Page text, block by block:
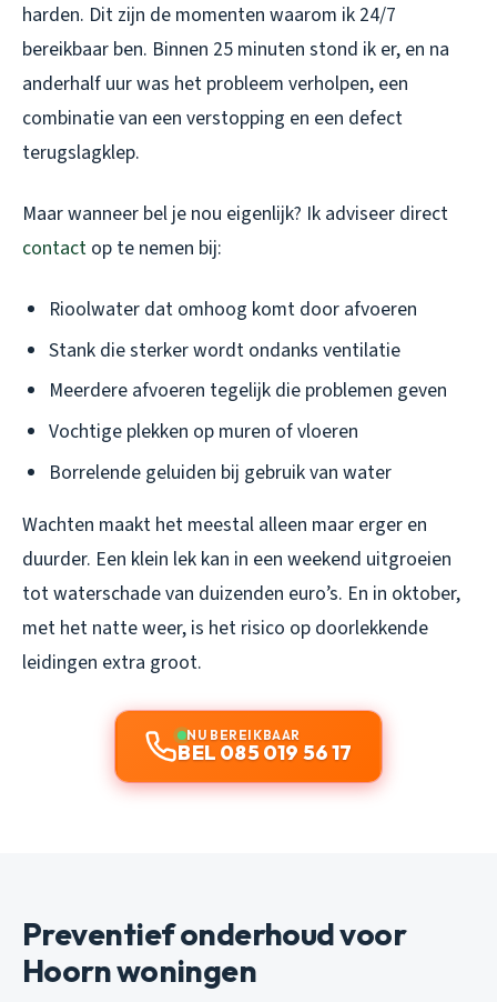
harden. Dit zijn de momenten waarom ik 24/7
bereikbaar ben. Binnen 25 minuten stond ik er, en na
anderhalf uur was het probleem verholpen, een
combinatie van een verstopping en een defect
terugslagklep.
Maar wanneer bel je nou eigenlijk? Ik adviseer direct
contact op te nemen bij:
Rioolwater dat omhoog komt door afvoeren
Stank die sterker wordt ondanks ventilatie
Meerdere afvoeren tegelijk die problemen geven
Vochtige plekken op muren of vloeren
Borrelende geluiden bij gebruik van water
Wachten maakt het meestal alleen maar erger en
duurder. Een klein lek kan in een weekend uitgroeien
tot waterschade van duizenden euro’s. En in oktober,
met het natte weer, is het risico op doorlekkende
leidingen extra groot.
NU BEREIKBAAR
BEL 085 019 56 17
Preventief onderhoud voor
Hoorn woningen